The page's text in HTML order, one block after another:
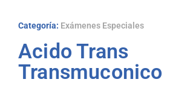
Categoría: Exámenes Especiales
Acido Trans
Transmuconico